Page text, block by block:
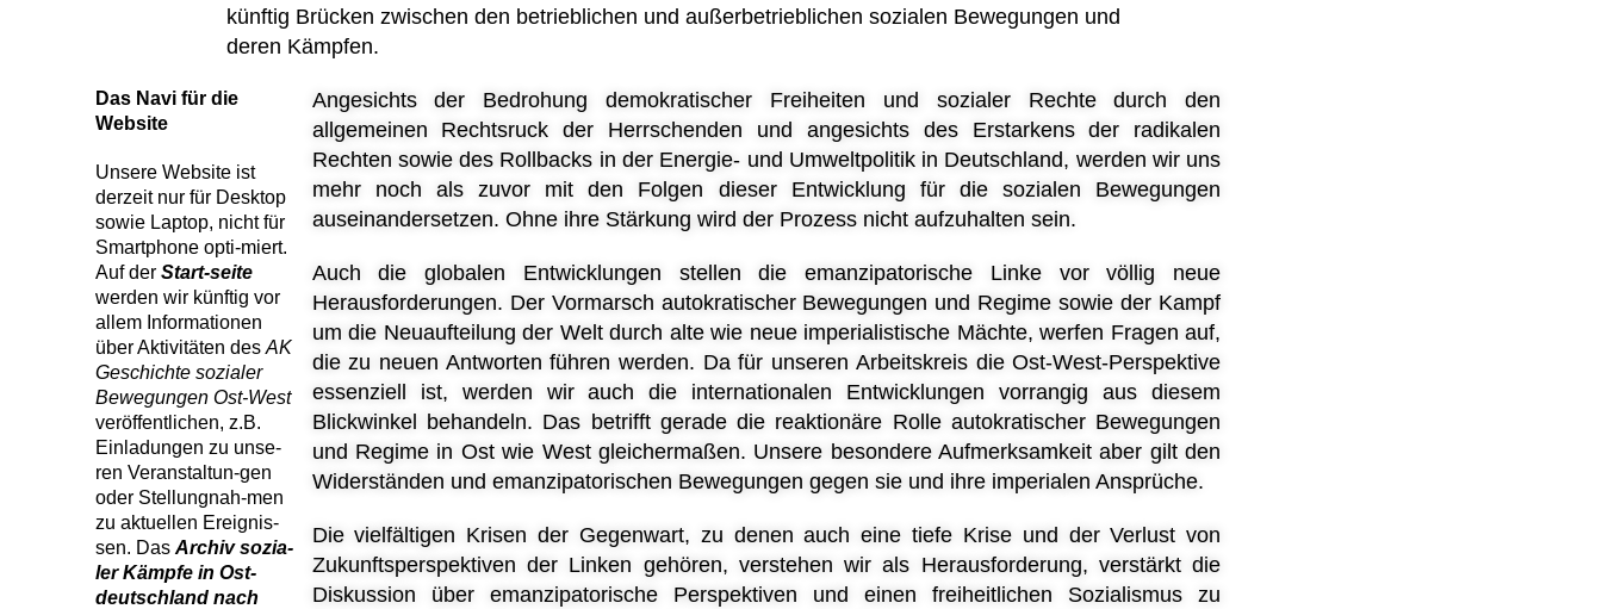
künftig Brücken zwischen den betrieblichen und außerbetrieblichen sozialen Bewegungen und
deren Kämpfen.
Das Navi für die
Website
Unsere Website ist
derzeit nur für Desktop
sowie Laptop, nicht für
Smartphone opti-miert.
Auf der Start-seite
werden wir künftig vor
allem Informationen
über Aktivitäten des AK
Geschichte sozialer
Bewegungen Ost-West
veröffentlichen, z.B.
Einladungen zu unse-
ren Veranstaltun-gen
oder Stellungnah-men
zu aktuellen Ereignis-
sen. Das Archiv sozia-
ler Kämpfe in Ost-
deutschland nach
Angesichts der Bedrohung demokratischer Freiheiten und sozialer Rechte durch den
allgemeinen Rechtsruck der Herrschenden und angesichts des Erstarkens der radikalen
Rechten sowie des Rollbacks in der Energie- und Umweltpolitik in Deutschland, werden wir uns
mehr noch als zuvor mit den Folgen dieser Entwicklung für die sozialen Bewegungen
auseinandersetzen. Ohne ihre Stärkung wird der Prozess nicht aufzuhalten sein.
Auch die globalen Entwicklungen stellen die emanzipatorische Linke vor völlig neue
Herausforderungen. Der Vormarsch autokratischer Bewegungen und Regime sowie der Kampf
um die Neuaufteilung der Welt durch alte wie neue imperialistische Mächte, werfen Fragen auf,
die zu neuen Antworten führen werden. Da für unseren Arbeitskreis die Ost-West-Perspektive
essenziell ist, werden wir auch die internationalen Entwicklungen vorrangig aus diesem
Blickwinkel behandeln. Das betrifft gerade die reaktionäre Rolle autokratischer Bewegungen
und Regime in Ost wie West gleichermaßen. Unsere besondere Aufmerksamkeit aber gilt den
Widerständen und emanzipatorischen Bewegungen gegen sie und ihre imperialen Ansprüche.
Die vielfältigen Krisen der Gegenwart, zu denen auch eine tiefe Krise und der Verlust von
Zukunftsperspektiven der Linken gehören, verstehen wir als Herausforderung, verstärkt die
Diskussion über emanzipatorische Perspektiven und einen freiheitlichen Sozialismus zu